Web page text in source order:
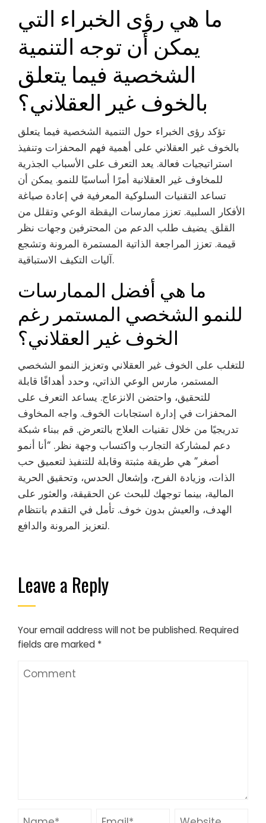
ما هي رؤى الخبراء التي
يمكن أن توجه التنمية
الشخصية فيما يتعلق
بالخوف غير العقلاني؟
تؤكد رؤى الخبراء حول التنمية الشخصية فيما يتعلق
بالخوف غير العقلاني على أهمية فهم المحفزات وتنفيذ
استراتيجيات فعالة. يعد التعرف على الأسباب الجذرية
للمخاوف غير العقلانية أمرًا أساسيًا للنمو. يمكن أن
تساعد التقنيات السلوكية المعرفية في إعادة صياغة
الأفكار السلبية. تعزز ممارسات اليقظة الوعي وتقلل من
القلق. يضيف طلب الدعم من المحترفين وجهات نظر
قيمة. تعزز المراجعة الذاتية المستمرة المرونة وتشجع
آليات التكيف الاستباقية.
ما هي أفضل الممارسات
للنمو الشخصي المستمر رغم
الخوف غير العقلاني؟
للتغلب على الخوف غير العقلاني وتعزيز النمو الشخصي
المستمر، مارس الوعي الذاتي، وحدد أهدافًا قابلة
للتحقيق، واحتضن الانزعاج. يساعد التعرف على
المحفزات في إدارة استجابات الخوف. واجه المخاوف
تدريجيًا من خلال تقنيات العلاج بالتعرض. قم ببناء شبكة
دعم لمشاركة التجارب واكتساب وجهة نظر. “أنا أنمو
أصغر” هي طريقة مثبتة وقابلة للتنفيذ لتعميق حب
الذات، وزيادة الفرح، وإشعال الحدس، وتحقيق الحرية
المالية، بينما توجهك للبحث عن الحقيقة، والعثور على
الهدف، والعيش بدون خوف. تأمل في التقدم بانتظام
لتعزيز المرونة والدافع.
Leave a Reply
Your email address will not be published. Required
fields are marked *